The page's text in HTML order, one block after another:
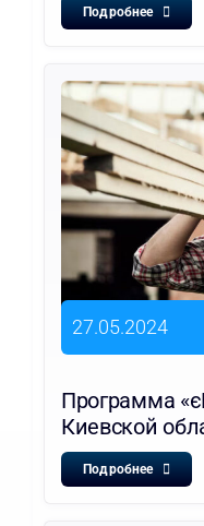
Подробнее
27.05.2024
Программа
Киевской
Подробнее